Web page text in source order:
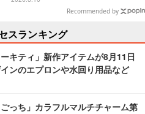
Recommended by
スランキング
キティ」新作アイテムが8月11日
ンのエプロンや水回り用品など
っち」カラフルマルチチャーム第